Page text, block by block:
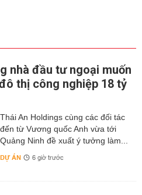
nhà đầu tư ngoại muốn
thị công nghiệp 18 tỷ
Thái An Holdings cùng các đối tác
đến từ Vương quốc Anh vừa tới
Quảng Ninh đề xuất ý tưởng làm...
DỰ ÁN 6 giờ trước